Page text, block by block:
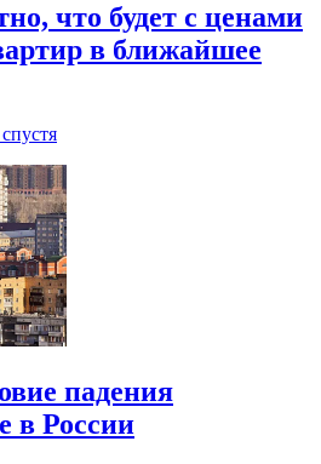
что будет с ценами
в ближайшее
падения
в России